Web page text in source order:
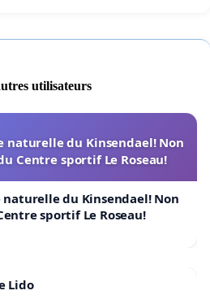
utilisateurs
naturelle du Kinsendael! Non
Centre sportif Le Roseau!
naturelle du Kinsendael! Non
sportif Le Roseau!
Lido